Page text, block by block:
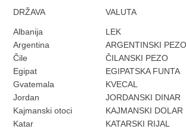
DRŽAVA VALUTA
Albanija
LEK
Argentina
ARGENTINSKI PEZO
Čile
ČILANSKI PEZO
Egipat
EGIPATSKA FUNTA
Gvatemala
KVECAL
Jordan
JORDANSKI DINAR
Kajmanski otoci
KAJMANSKI DOLAR
Katar
KATARSKI RIJAL